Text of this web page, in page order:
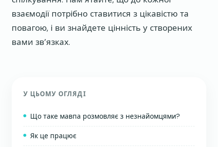
взаємодії потрібно ставитися з цікавістю та
повагою, і ви знайдете цінність у створених
вами зв’язках.
У ЦЬОМУ ОГЛЯДІ
Що таке мавпа розмовляє з незнайомцями?
Як це працює